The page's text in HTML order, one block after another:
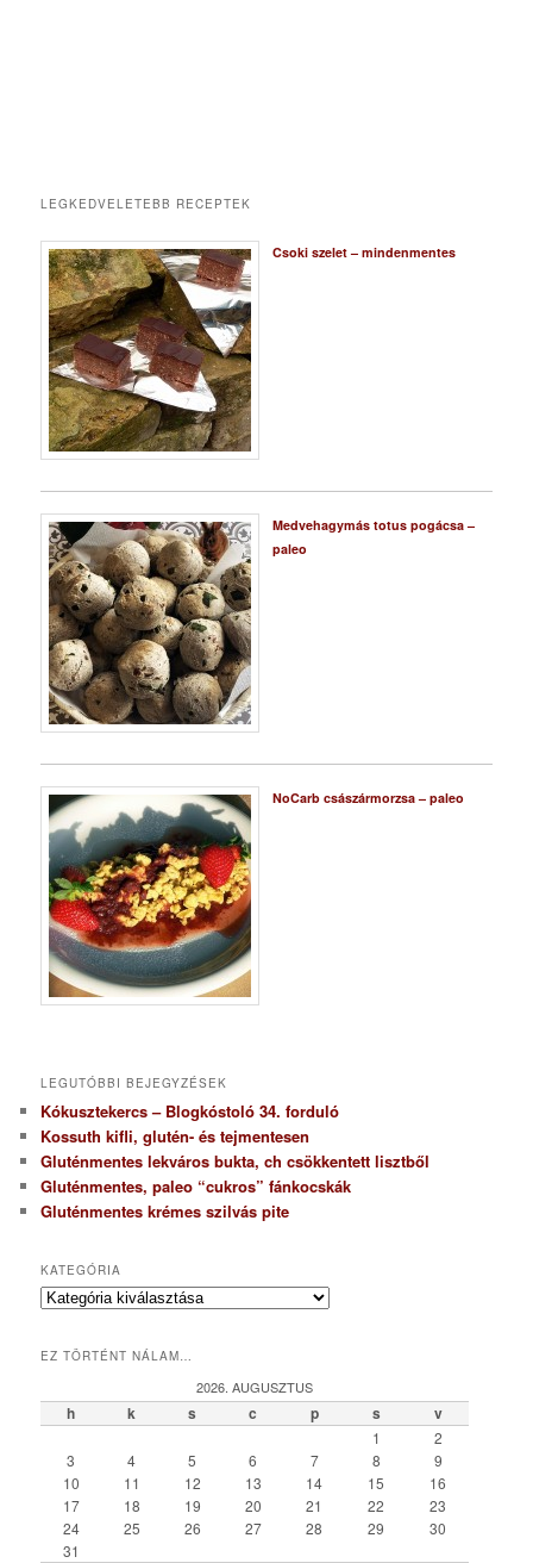
LEGKEDVELETEBB RECEPTEK
Csoki szelet – mindenmentes
Medvehagymás totus pogácsa –
paleo
NoCarb császármorzsa – paleo
LEGUTÓBBI BEJEGYZÉSEK
Kókusztekercs – Blogkóstoló 34. forduló
Kossuth kifli, glutén- és tejmentesen
Gluténmentes lekváros bukta, ch csökkentett lisztből
Gluténmentes, paleo “cukros” fánkocskák
Gluténmentes krémes szilvás pite
KATEGÓRIA
K
e
r
EZ TÖRTÉNT NÁLAM…
2026. AUGUSZTUS
h k s c p s v
1
2
3
4 5 6 7 8
9
10
11 12 13 14 15
16
17
18 19 20 21 22
23
24
25 26 27 28 29
30
31